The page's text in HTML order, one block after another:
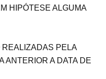
HIPÓTESE ALGUMA
PELA
ANTERIOR A DATA DE